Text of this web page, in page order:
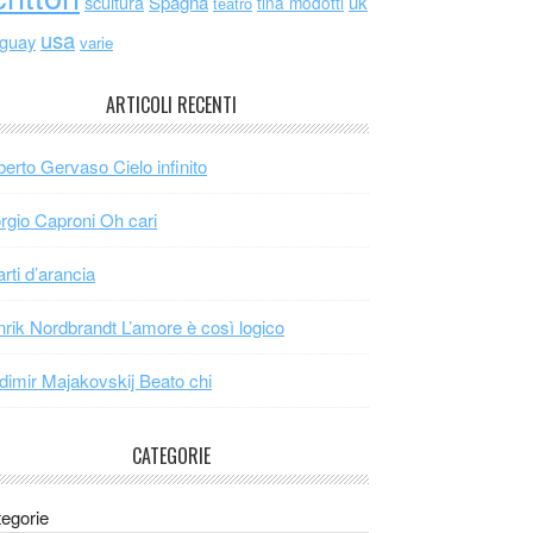
usa varie
ARTICOLI RECENTI
Gervaso Cielo infinito
Caproni Oh cari
d’arancia
Nordbrandt L’amore è così logico
Majakovskij Beato chi
CATEGORIE